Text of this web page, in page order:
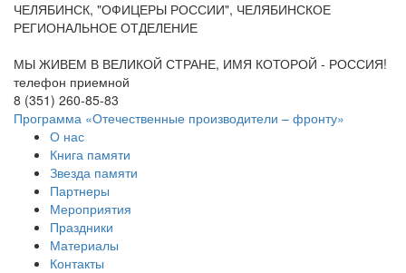
ЧЕЛЯБИНСК, "ОФИЦЕРЫ РОССИИ", ЧЕЛЯБИНСКОЕ
РЕГИОНАЛЬНОЕ ОТДЕЛЕНИЕ
МЫ ЖИВЕМ В ВЕЛИКОЙ СТРАНЕ, ИМЯ КОТОРОЙ - РОССИЯ!
телефон приемной
8 (351) 260-85-83
Программа «Отечественные производители – фронту»
О нас
Книга памяти
Звезда памяти
Партнеры
Мероприятия
Праздники
Материалы
Контакты